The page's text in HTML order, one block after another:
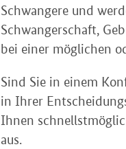
Schwangere und
Schwangerschaft,
bei einer möglichen
Sind Sie in einem
in Ihrer
Ihnen
aus.